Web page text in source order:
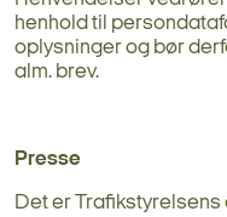
henhold til
oplysninger og bør
alm. brev.
Presse
Det er